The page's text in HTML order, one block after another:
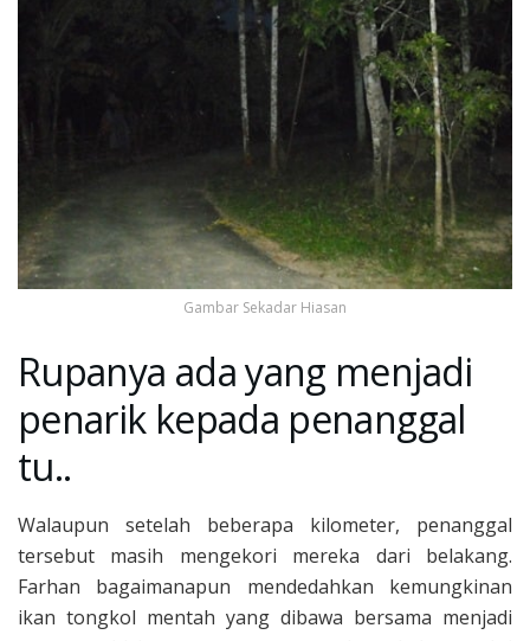
Gambar Sekadar Hiasan
Rupanya ada yang menjadi
penarik kepada penanggal
tu..
Walaupun setelah beberapa kilometer, penanggal
tersebut masih mengekori mereka dari belakang.
Farhan bagaimanapun mendedahkan kemungkinan
ikan tongkol mentah yang dibawa bersama menjadi